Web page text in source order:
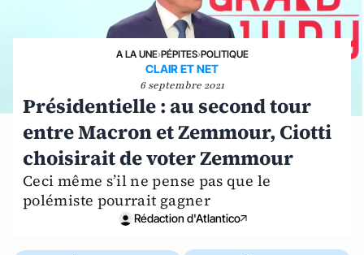
A LA UNE›PÉPITES›POLITIQUE
CLAIR ET NET
6 septembre 2021
Présidentielle : au second tour
entre Macron et Zemmour, Ciotti
choisirait de voter Zemmour
Ceci même s’il ne pense pas que le
polémiste pourrait gagner
Rédaction d'Atlantico